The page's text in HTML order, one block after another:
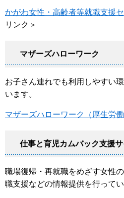
かがわ女性・高齢者等就職支援セ
リンク＞
マザーズハローワーク
お子さん連れでも利用しやすい
います。
マザーズハローワーク（厚生労働
仕事と育児カムバック支援サ
職場復帰・再就職をめざす女性
職支援などの情報提供を行ってい